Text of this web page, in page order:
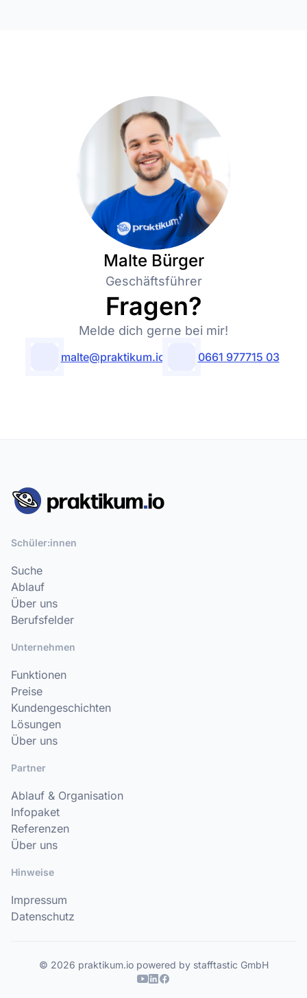
Malte Bürger
Geschäftsführer
Fragen?
Melde dich gerne bei mir!
malte@praktikum.io 0661 977715 03
Schüler:innen
Suche
Ablauf
Über uns
Berufsfelder
Unternehmen
Funktionen
Preise
Kundengeschichten
Lösungen
Über uns
Partner
Ablauf & Organisation
Infopaket
Referenzen
Über uns
Hinweise
Impressum
Datenschutz
© 2026 praktikum.io powered by stafftastic GmbH